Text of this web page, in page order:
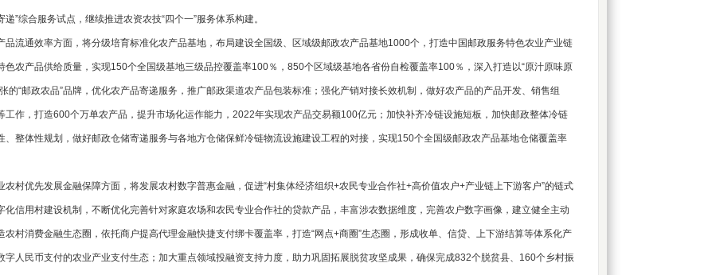
递”综合服务试点，继续推进农资农技“四个一”服务体系构建。
流通效率方面，将分级培育标准化农产品基地，布局建设全国级、区域级邮政农产品基地1000个，打造中国邮政服务特色农业产业链
色农产品供给质量，实现150个全国级基地三级品控覆盖率100％，850个区域级基地各省份自检覆盖率100％，深入打造以“原汁原味原
的“邮政农品”品牌，优化农产品寄递服务，推广邮政渠道农产品包装标准；强化产销对接长效机制，做好农产品的产品开发、销售组
工作，打造600个万单农产品，提升市场化运作能力，2022年实现农产品交易额100亿元；加快补齐冷链设施短板，加快邮政整体冷链
、整体性规划，做好邮政仓储寄递服务与各地方仓储保鲜冷链物流设施建设工程的对接，实现150个全国级邮政农产品基地仓储覆盖率
优先发展金融保障方面，将发展农村数字普惠金融，促进“村集体经济组织+农民专业合作社+高价值农户+产业链上下游客户”的链式
化信用村建设机制，不断优化完善针对家庭农场和农民专业合作社的贷款产品，丰富涉农数据维度，完善农户数字画像，建立健全主动
农村消费金融生态圈，依托商户提高代理金融快捷支付绑卡覆盖率，打造“网点+商圈”生态圈，形成收单、信贷、上下游结算等体系化产
字人民币支付的农业产业支付生态；加大重点领域投融资支持力度，助力巩固拓展脱贫攻坚成果，确保完成832个脱贫县、160个乡村振